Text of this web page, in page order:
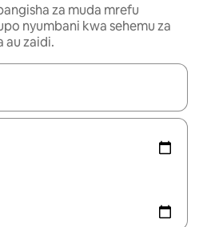
za muda mrefu
nyumbani kwa sehemu za
au zaidi.
vinjari kwa kutumia vitufe vya